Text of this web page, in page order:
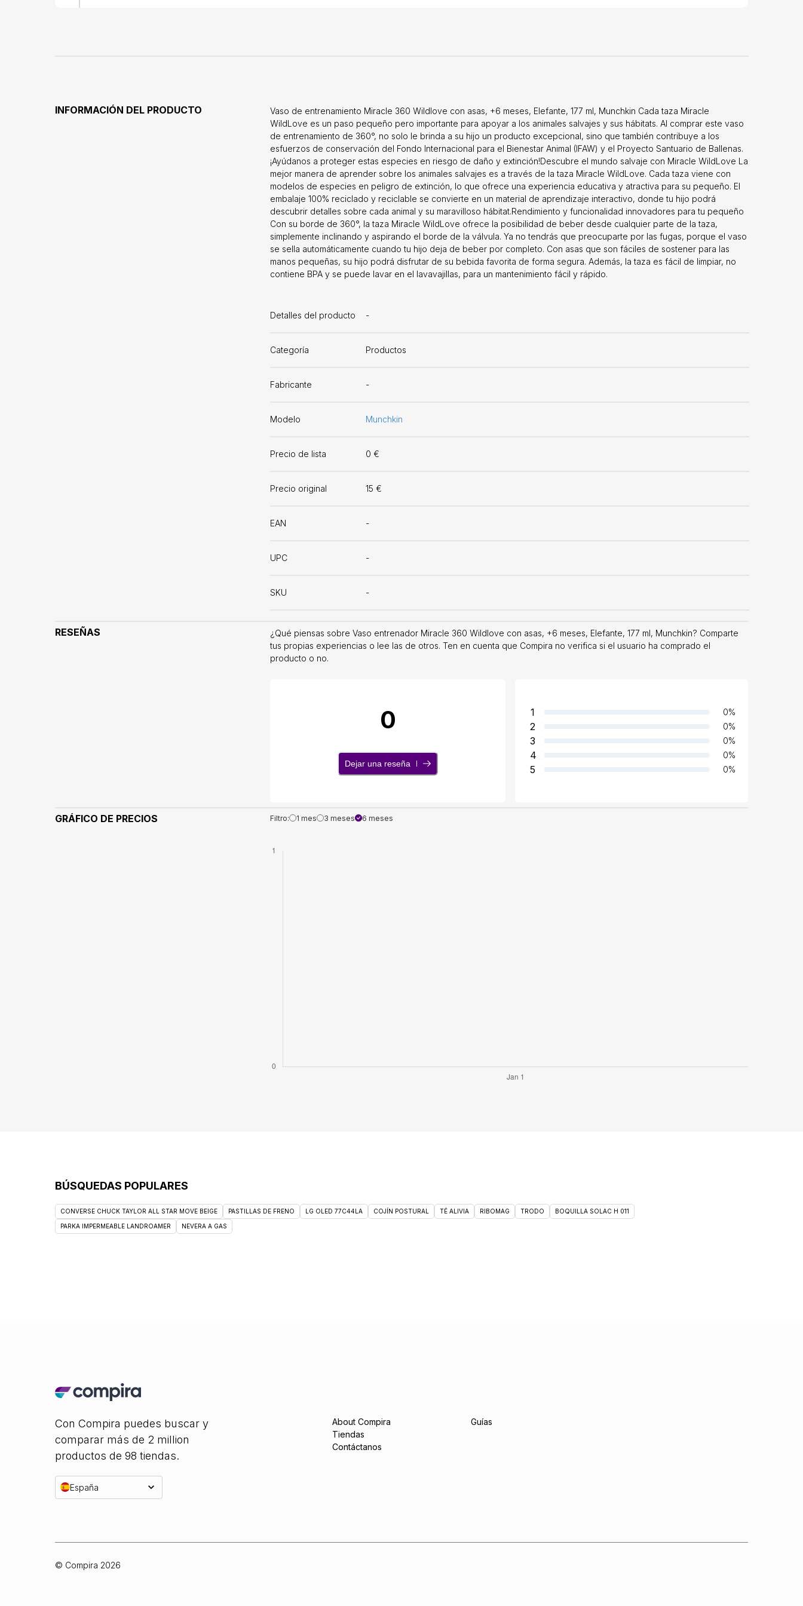
INFORMACIÓN DEL PRODUCTO
Vaso de entrenamiento Miracle 360 ​​Wildlove con asas, +6 meses, Elefante, 177 ml, Munchkin Cada taza Miracle
WildLove es un paso pequeño pero importante para apoyar a los animales salvajes y sus hábitats. Al comprar este vaso
de entrenamiento de 360°, no solo le brinda a su hijo un producto excepcional, sino que también contribuye a los
esfuerzos de conservación del Fondo Internacional para el Bienestar Animal (IFAW) y el Proyecto Santuario de Ballenas.
¡Ayúdanos a proteger estas especies en riesgo de daño y extinción!Descubre el mundo salvaje con Miracle WildLove La
mejor manera de aprender sobre los animales salvajes es a través de la taza Miracle WildLove. Cada taza viene con
modelos de especies en peligro de extinción, lo que ofrece una experiencia educativa y atractiva para su pequeño. El
embalaje 100% reciclado y reciclable se convierte en un material de aprendizaje interactivo, donde tu hijo podrá
descubrir detalles sobre cada animal y su maravilloso hábitat.Rendimiento y funcionalidad innovadores para tu pequeño
Con su borde de 360°, la taza Miracle WildLove ofrece la posibilidad de beber desde cualquier parte de la taza,
simplemente inclinando y aspirando el borde de la válvula. Ya no tendrás que preocuparte por las fugas, porque el vaso
se sella automáticamente cuando tu hijo deja de beber por completo. Con asas que son fáciles de sostener para las
manos pequeñas, su hijo podrá disfrutar de su bebida favorita de forma segura. Además, la taza es fácil de limpiar, no
contiene BPA y se puede lavar en el lavavajillas, para un mantenimiento fácil y rápido.
Detalles del producto -
Categoría Productos
Fabricante -
Modelo Munchkin
Precio de lista 0 €
Precio original 15 €
EAN -
UPC -
SKU -
RESEÑAS
¿Qué piensas sobre Vaso entrenador Miracle 360 Wildlove con asas, +6 meses, Elefante, 177 ml, Munchkin? Comparte
tus propias experiencias o lee las de otros. Ten en cuenta que Compira no verifica si el usuario ha comprado el
producto o no.
0
Dejar una reseña
1 0%
2 0%
3 0%
4 0%
5 0%
GRÁFICO DE PRECIOS Filtro: 1 mes 3 meses 6 meses
BÚSQUEDAS POPULARES
CONVERSE CHUCK TAYLOR ALL STAR MOVE BEIGE PASTILLAS DE FRENO LG OLED 77C44LA COJÍN POSTURAL TÉ ALIVIA RIBOMAG TRODO BOQUILLA SOLAC H 011
PARKA IMPERMEABLE LANDROAMER NEVERA A GAS
Con Compira puedes buscar y
comparar más de 2 million
productos de 98 tiendas.
España
About Compira
Tiendas
Contáctanos
Guías
© Compira 2026